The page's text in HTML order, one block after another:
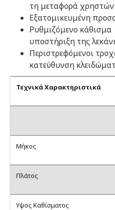
τη μεταφορά χρηστών
Εξατομικευμένη
Ρυθμιζόμενο
υποστήριξη της
Περιστρεφόμενοι
κατεύθυνση
Τεχνικά Χαρακτηριστικά
Μήκος
Πλάτος
Υψος Καθίσματος